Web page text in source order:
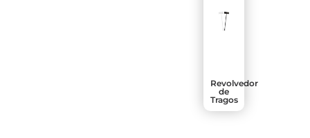
Revolvedor
de
Tragos